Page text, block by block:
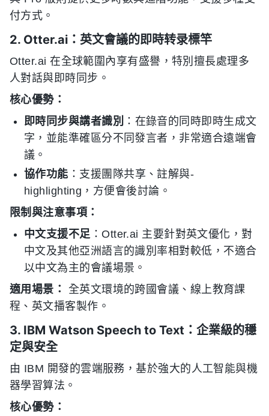
付方式。
2. Otter.ai：英文會議的即時转录標竿
Otter.ai 在全球範圍內享有盛譽，特別擅長處理多
人對話與即時同步。
核心優勢：
即時同步與講者識別 ：在錄音的同時即時生成文
字，並能準確區分不同發言者，非常適合遠端會
議。
協作功能 ：支援團隊共享、註解與-
highlighting，方便會後討論。
限制與注意事項：
中文支援不足 ：Otter.ai 主要針對英文優化，對
中文及其他亞洲語言的識別率相對較低，不適合
以中文為主的會議場景。
適用場景：
全英文環境的跨國會議、線上教育課
程、英文播客製作。
3. IBM Watson Speech to Text：企業級的穩
定與安全
由 IBM 開發的雲端服務，基於強大的人工智能與機
器學習算法。
核心優勢：